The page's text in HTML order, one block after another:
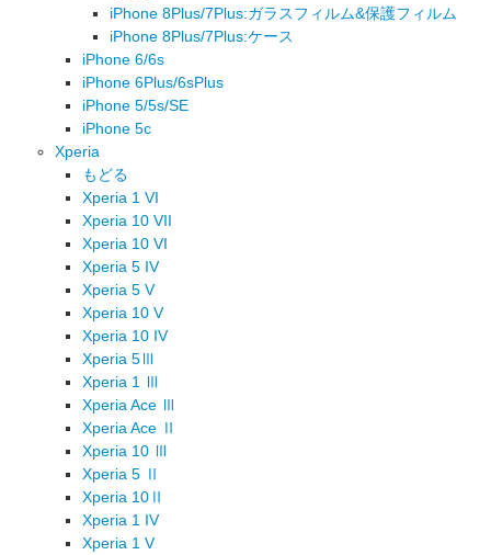
iPhone 8Plus/7Plus:ガラスフィルム&保護フィルム
iPhone 8Plus/7Plus:ケース
iPhone 6/6s
iPhone 6Plus/6sPlus
iPhone 5/5s/SE
iPhone 5c
Xperia
もどる
Xperia 1 VI
Xperia 10 VII
Xperia 10 VI
Xperia 5 IV
Xperia 5 V
Xperia 10 V
Xperia 10 IV
Xperia 5Ⅲ
Xperia 1 Ⅲ
Xperia Ace Ⅲ
Xperia Ace Ⅱ
Xperia 10 Ⅲ
Xperia 5 Ⅱ
Xperia 10Ⅱ
Xperia 1 IV
Xperia 1 V